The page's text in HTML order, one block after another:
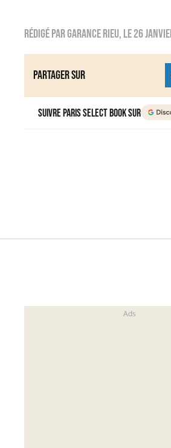
Rédigé parGarance Rieu, le26
Partager sur
Suivre Paris Select Book sur